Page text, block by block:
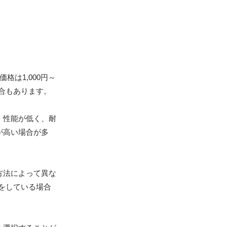
格は1,000円～
あります。
性能が低く、耐
高い場合が多
法によって異な
している場合